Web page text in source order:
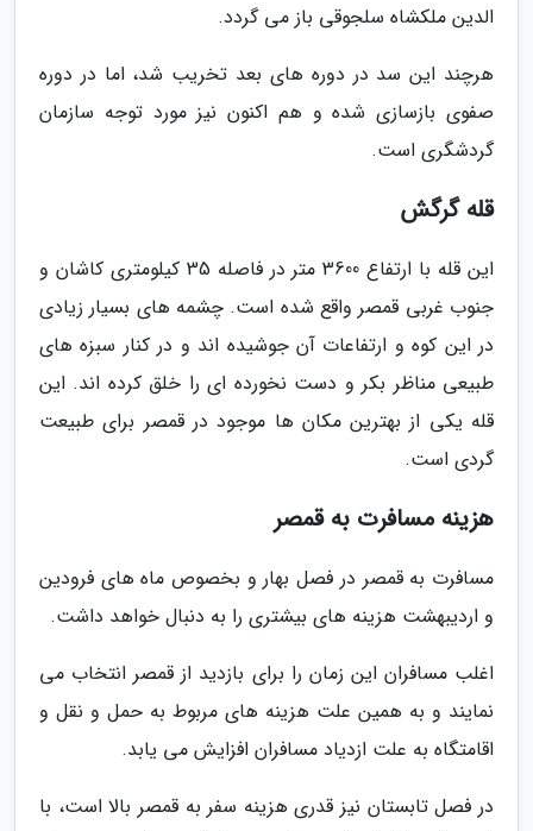
الدین ملکشاه سلجوقی باز می گردد.
هرچند این سد در دوره های بعد تخریب شد، اما در دوره
صفوی بازسازی شده و هم اکنون نیز مورد توجه سازمان
گردشگری است.
قله گرگش
این قله با ارتفاع 3600 متر در فاصله 35 کیلومتری کاشان و
جنوب غربی قمصر واقع شده است. چشمه های بسیار زیادی
در این کوه و ارتفاعات آن جوشیده اند و در کنار سبزه های
طبیعی مناظر بکر و دست نخورده ای را خلق کرده اند. این
قله یکی از بهترین مکان ها موجود در قمصر برای طبیعت
گردی است.
هزینه مسافرت به قمصر
مسافرت به قمصر در فصل بهار و بخصوص ماه های فرودین
و اردیبهشت هزینه های بیشتری را به دنبال خواهد داشت.
اغلب مسافران این زمان را برای بازدید از قمصر انتخاب می
نمایند و به همین علت هزینه های مربوط به حمل و نقل و
اقامتگاه به علت ازدیاد مسافران افزایش می یابد.
در فصل تابستان نیز قدری هزینه سفر به قمصر بالا است، با